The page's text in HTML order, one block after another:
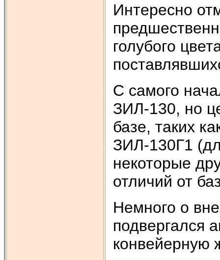
Интересно
голубого
С самого
ЗИЛ-130, но
базе, таких
ЗИЛ-130Г1
некоторые
отличий от
Немного о
подвергался
конвейерную